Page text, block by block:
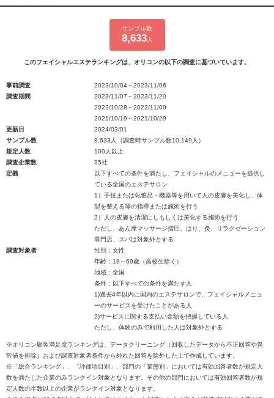
サンプル数
8,633人
このフェイシャルエステランキングは、オリコンの以下の調査に基づいています。
事前調査
2023/10/04～2023/11/06
調査期間
2023/11/07～2023/11/20
2022/10/28～2022/11/09
2021/10/19～2021/10/29
更新日
2024/03/01
サンプル数
8,633人（調査時サンプル数10,149人）
規定人数
100人以上
調査企業数
35社
定義
以下すべての条件を満たし、フェイシャルのメニューを提供し
ている全国のエステサロン
1）手技または化粧品・機器等を用いて人の皮膚を美化し、体
型を整える等の指導または施術を行う
2）人の皮膚を清潔にしもしくは美化する施術を行う
ただし、あん摩マッサージ指圧、はり、灸、リラクゼーション
専門店、スパは対象外とする
調査対象者
性別：女性
年齢：18～69歳（高校生除く）
地域：全国
条件：以下すべての条件を満たす人
1)過去4年以内に国内のエステサロンで、フェイシャルメニュ
ーのサービスを受けたことがある人
2)サービスに関する支払い金額を把握している人
ただし、体験のみで利用した人は対象外とする
※オリコン顧客満足度ランキングは、データクリーニング（回収したデータから不正回答や異
常値を排除）および調査対象者条件から外れた回答を除外した上で作成しています。
※「総合ランキング」、「評価項目別」、部門の「業態別」においては有効回答者数が規定人
数を満たした企業のみランクイン対象となります。その他の部門においては有効回答者数が規
定人数の半数以上の企業がランクイン対象となります。